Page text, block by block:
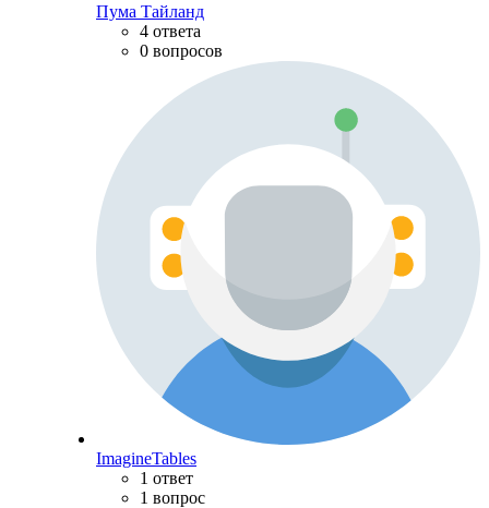
Пума Тайланд
4 ответа
0 вопросов
ImagineTables
1 ответ
1 вопрос